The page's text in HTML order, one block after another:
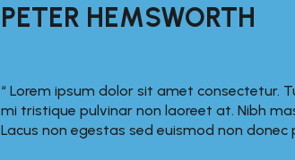
PETER HEMSWORTH
“ Lorem ipsum dolor sit amet consectetur.
mi tristique pulvinar non laoreet at. Nibh
Lacus non egestas sed euismod non